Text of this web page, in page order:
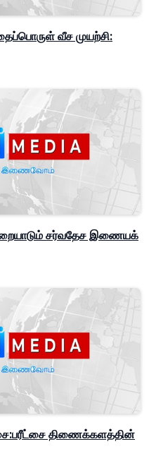
வீச முயற்சி:
சர்வதேச இணையக்
திணைக்களத்தின்